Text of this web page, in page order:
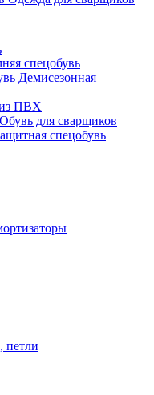
спецобувь
Демисезонная
ПВХ
Обувь для сварщиков
спецобувь
петли